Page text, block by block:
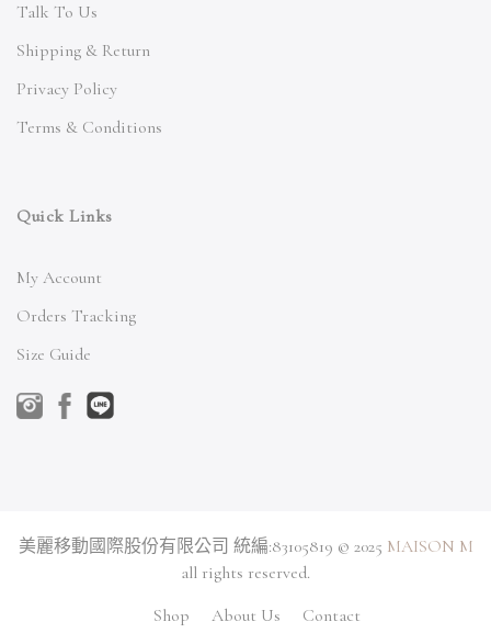
Talk To Us
Shipping & Return
Privacy Policy
Terms & Conditions
Quick Links
My Account
Orders Tracking
Size Guide
美麗移動國際股份有限公司 統編:83105819 © 2025 MAISON M
all rights reserved.
Shop
About Us Contact